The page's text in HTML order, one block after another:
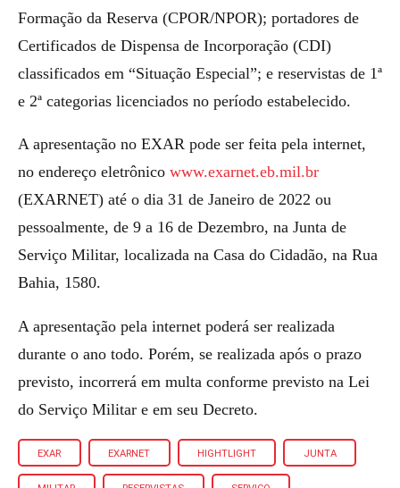
Formação da Reserva (CPOR/NPOR); portadores de
Certificados de Dispensa de Incorporação (CDI)
classificados em “Situação Especial”; e reservistas de 1ª
e 2ª categorias licenciados no período estabelecido.
A apresentação no EXAR pode ser feita pela internet,
no endereço eletrônico www.exarnet.eb.mil.br
(EXARNET) até o dia 31 de Janeiro de 2022 ou
pessoalmente, de 9 a 16 de Dezembro, na Junta de
Serviço Militar, localizada na Casa do Cidadão, na Rua
Bahia, 1580.
A apresentação pela internet poderá ser realizada
durante o ano todo. Porém, se realizada após o prazo
previsto, incorrerá em multa conforme previsto na Lei
do Serviço Militar e em seu Decreto.
EXAR EXARNET HIGHTLIGHT JUNTA